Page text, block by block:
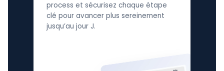
process et sécurisez chaque étape
clé pour avancer plus sereinement
jusqu’au jour J.